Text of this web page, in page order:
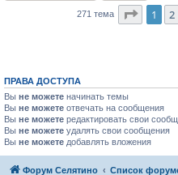
271 тема 1 2
ПРАВА ДОСТУПА
Вы не можете начинать темы
Вы не можете отвечать на сообщения
Вы не можете редактировать свои
Вы не можете удалять свои сообщения
Вы не можете добавлять вложения
Форум Селятино Список